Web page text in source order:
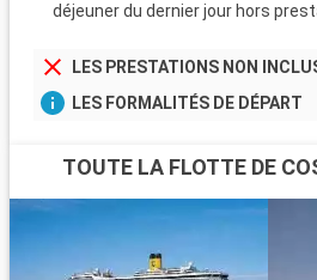
déjeuner du dernier jour hors
LES PRESTATIONS NON
LES FORMALITÉS DE DÉPART
TOUTE LA FLOTTE DE